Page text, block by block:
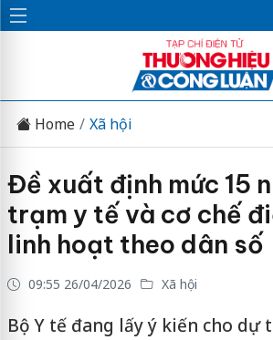
Home Xã hội
Đề xuất định mức 15
trạm y tế và cơ chế
linh hoạt theo dân số
09:55 26/04/2026 Xã hội
Bộ Y tế đang lấy ý kiến cho dự